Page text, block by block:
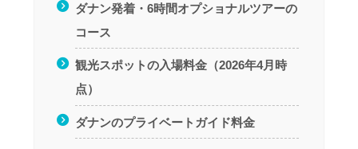
ダナン発着・6時間オプショナルツアーの
コース
観光スポットの入場料金（2026年4月時
点）
ダナンのプライベートガイド料金